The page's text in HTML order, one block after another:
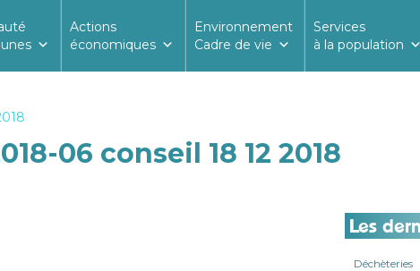
Actions
économiques
Environnement
Cadre de vie
Services
à la population
06 conseil 18 12 2018
Les
Déchèteries